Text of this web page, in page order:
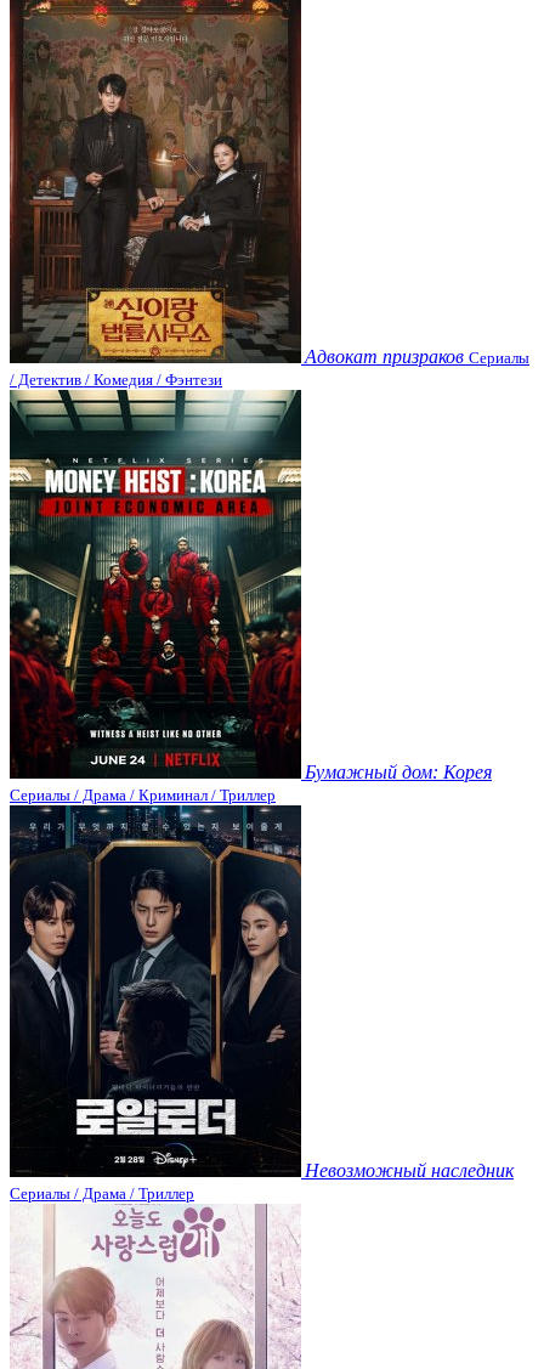
Адвокат призраков Сериалы
/ Детектив / Комедия / Фэнтези
Бумажный дом: Корея
Сериалы / Драма / Криминал / Триллер
Невозможный наследник
Сериалы / Драма / Триллер